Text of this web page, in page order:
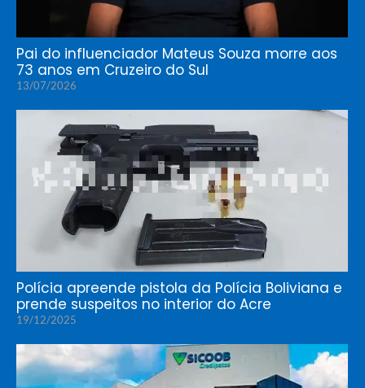
Pai do influenciador Mateus Souza morre aos
73 anos em Cruzeiro do Sul
13/07/2026
Polícia apreende pistola da Polícia Boliviana e
prende suspeitos no interior do Acre
19/12/2025